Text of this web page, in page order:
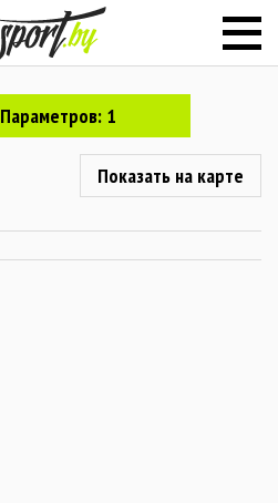
Параметров: 1
Показать на карте